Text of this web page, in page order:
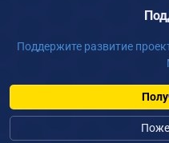
Поддержите развитие